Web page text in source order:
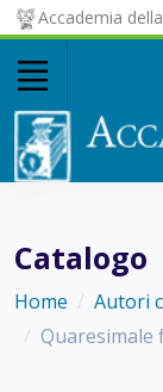
Accademia
Catalogo
Home
Autori
Quaresimale